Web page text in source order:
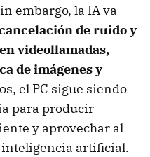
embargo, la IA va
de ruido y
videollamadas,
de imágenes y
el PC sigue siendo
para producir
y aprovechar al
inteligencia artificial.